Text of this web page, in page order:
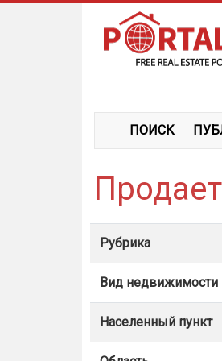
ПОИСК
Рубрика
Вид недвижимости
Населенный пункт